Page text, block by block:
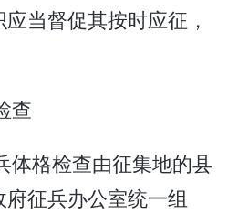
当督促其按时应征，
查
体格检查由征集地的县
征兵办公室统一组